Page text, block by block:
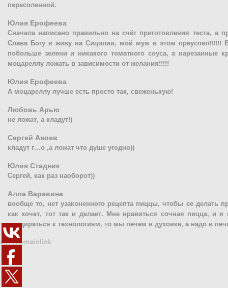
пересоленной.
Юлия Ерофеева
Сначала написано правильно на счёт приготовления теста, а
Слава Богу я живу на Сицилии, мой муж в этом преуспел!!!!!!
побольше зелени и никакого томатного соуса, а нарезанные
моцареллу ложать в зависимости от желания!!!!!
Юлия Ерофеева
А моцареллу лучше есть просто так, свеженькую!
Любовь Арью
не ложат, а кладут!)
Сергей Аноев
кладут г…о ,а ложат что душе угодно))
Юлия Стадник
Сергей, как раз наоборот))
Алла Варавина
вообще то, нет узаконенного рецепта пиццы, чтобы ее делать
как хочет, тот так и делает. Мне нравиться сочная пицца, и
придираться к технологиям, то мы печем в духовке, а надо в
sn1410-mainlink